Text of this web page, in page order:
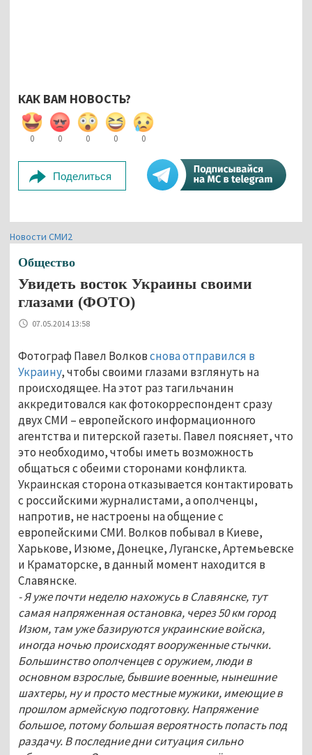
КАК ВАМ НОВОСТЬ?
0 0 0 0 0
Поделиться
Новости СМИ2
Общество
Увидеть восток Украины своими
глазами (ФОТО)
07.05.2014 13:58
Фотограф Павел Волковснова отправился в
Украину, чтобы своими глазами взглянуть на
происходящее. На этот раз тагильчанин
аккредитовался как фотокорреспондент сразу
двух СМИ – европейского информационного
агентства и питерской газеты. Павел поясняет, что
это необходимо, чтобы иметь возможность
общаться с обеими сторонами конфликта.
Украинская сторона отказывается контактировать
с российскими журналистами, а ополченцы,
напротив, не настроены на общение с
европейскими СМИ. Волков побывал в Киеве,
Харькове, Изюме, Донецке, Луганске, Артемьевске
и Краматорске, в данный момент находится в
Славянске.
- Я уже почти неделю нахожусь в Славянске, тут
самая напряженная остановка, через 50 км город
Изюм, там уже базируются украинские войска,
иногда ночью происходят вооруженные стычки.
Большинство ополченцев с оружием, люди в
основном взрослые, бывшие военные, нынешние
шахтеры, ну и просто местные мужики, имеющие в
прошлом армейскую подготовку. Напряжение
большое, потому большая вероятность попасть под
раздачу. В последние дни ситуация сильно